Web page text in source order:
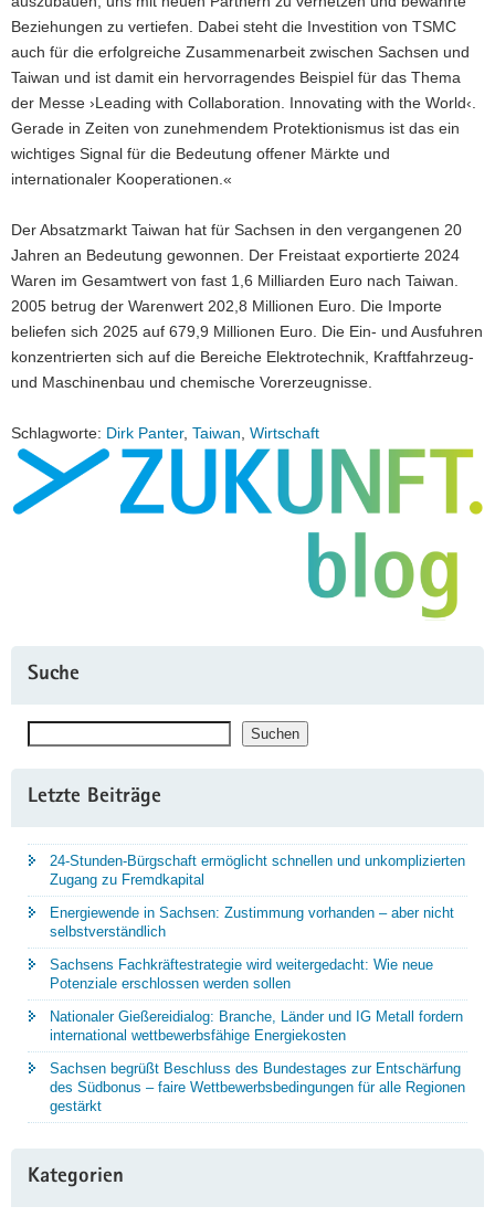
Beziehungen zu vertiefen. Dabei steht die Investition von TSMC
auch für die erfolgreiche Zusammenarbeit zwischen Sachsen und
Taiwan und ist damit ein hervorragendes Beispiel für das Thema
der Messe ›Leading with Collaboration. Innovating with the World‹.
Gerade in Zeiten von zunehmendem Protektionismus ist das ein
wichtiges Signal für die Bedeutung offener Märkte und
internationaler Kooperationen.«
Der Absatzmarkt Taiwan hat für Sachsen in den vergangenen 20
Jahren an Bedeutung gewonnen. Der Freistaat exportierte 2024
Waren im Gesamtwert von fast 1,6 Milliarden Euro nach Taiwan.
2005 betrug der Warenwert 202,8 Millionen Euro. Die Importe
beliefen sich 2025 auf 679,9 Millionen Euro. Die Ein- und Ausfuhren
konzentrierten sich auf die Bereiche Elektrotechnik, Kraftfahrzeug-
und Maschinenbau und chemische Vorerzeugnisse.
Schlagworte: Dirk Panter, Taiwan Wirtschaft
Suche
Suchen Suchen
Letzte Beiträge
24-Stunden-Bürgschaft ermöglicht schnellen und unkomplizierten
Zugang zu Fremdkapital
Energiewende in Sachsen: Zustimmung vorhanden – aber nicht
selbstverständlich
Sachsens Fachkräftestrategie wird weitergedacht: Wie neue
Potenziale erschlossen werden sollen
Nationaler Gießereidialog: Branche, Länder und IG Metall fordern
international wettbewerbsfähige Energiekosten
Sachsen begrüßt Beschluss des Bundestages zur Entschärfung
des Südbonus – faire Wettbewerbsbedingungen für alle Regionen
gestärkt
Kategorien